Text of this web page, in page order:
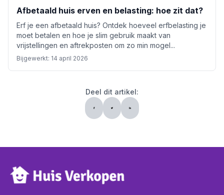
Afbetaald huis erven en belasting: hoe zit dat?
Erf je een afbetaald huis? Ontdek hoeveel erfbelasting je
moet betalen en hoe je slim gebruik maakt van
vrijstellingen en aftrekposten om zo min mogel...
Bijgewerkt: 14 april 2026
Deel dit artikel: